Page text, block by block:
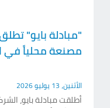
"مبادلة بايو"
مصنعة محلياً في
الأثنين، 13 يوليو 2026
أطلقت مبادلة بايو،